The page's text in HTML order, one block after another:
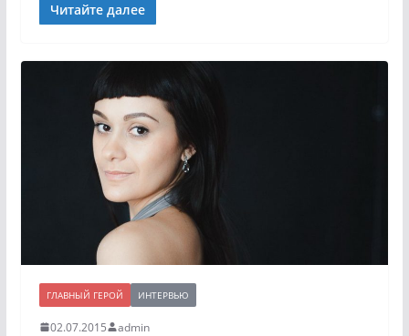
Читайте далее
ГЛАВНЫЙ ГЕРОЙ ИНТЕРВЬЮ
02.07.2015 admin